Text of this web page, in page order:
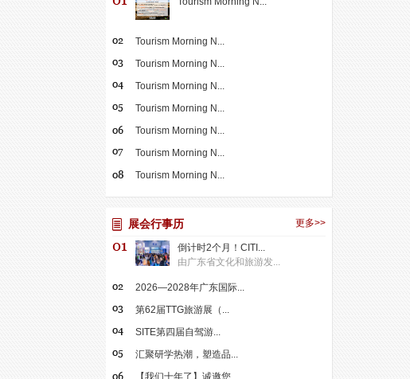
Tourism Morning N...
Tourism Morning N...
Tourism Morning N...
Tourism Morning N...
Tourism Morning N...
Tourism Morning N...
Tourism Morning N...
更多>>
展会行事历
倒计时2个月！CITI...
由广东省文化和旅游发...
2026—2028年广东国际...
第62届TTG旅游展（...
SITE第四届自驾游...
汇聚研学热潮，塑造品...
【我们十年了】诚邀您...